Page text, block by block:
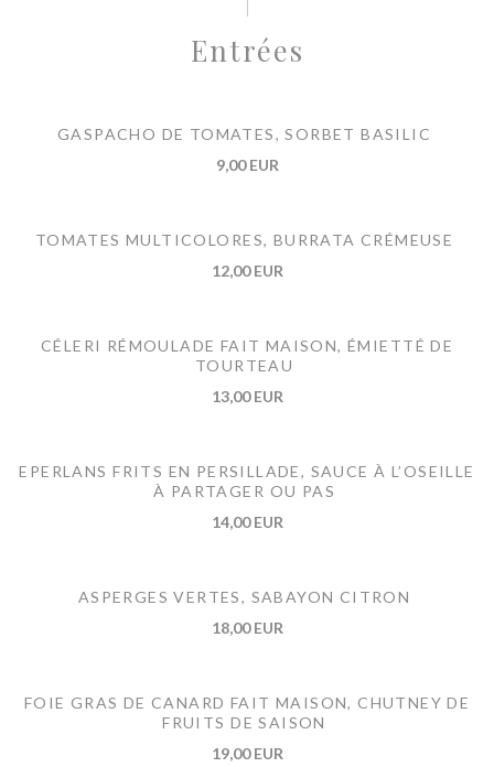
Entrées
GASPACHO DE TOMATES, SORBET BASILIC
9,00 EUR
TOMATES MULTICOLORES, BURRATA CRÉMEUSE
12,00 EUR
CÉLERI RÉMOULADE FAIT MAISON, ÉMIETTÉ DE
TOURTEAU
13,00 EUR
EPERLANS FRITS EN PERSILLADE, SAUCE À L’OSEILLE
À PARTAGER OU PAS
14,00 EUR
ASPERGES VERTES, SABAYON CITRON
18,00 EUR
FOIE GRAS DE CANARD FAIT MAISON, CHUTNEY DE
FRUITS DE SAISON
19,00 EUR